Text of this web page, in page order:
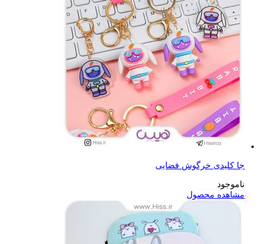
جا کلیدی خرگوش فضایی
ناموجود
مشاهده محصول